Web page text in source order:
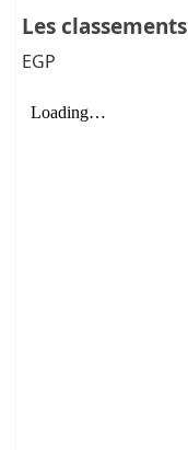
Les classements
EGP